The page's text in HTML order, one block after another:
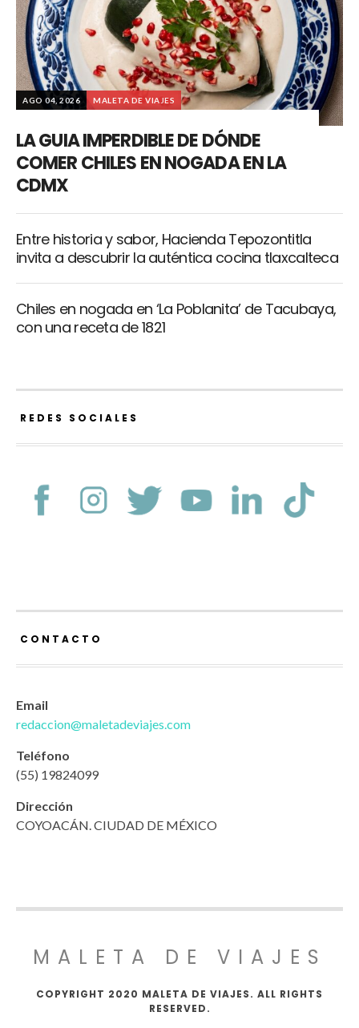
AGO 04, 2026 MALETA DE VIAJES
LA GUIA IMPERDIBLE DE DÓNDE
COMER CHILES EN NOGADA EN LA
CDMX
Entre historia y sabor, Hacienda Tepozontitla
invita a descubrir la auténtica cocina tlaxcalteca
Chiles en nogada en ‘La Poblanita’ de Tacubaya,
con una receta de 1821
REDES SOCIALES
CONTACTO
Email
redaccion@maletadeviajes.com
Teléfono
(55) 19824099
Dirección
COYOACÁN. CIUDAD DE MÉXICO
MALETA DE VIAJES
COPYRIGHT 2020 MALETA DE VIAJES. ALL RIGHTS
RESERVED.